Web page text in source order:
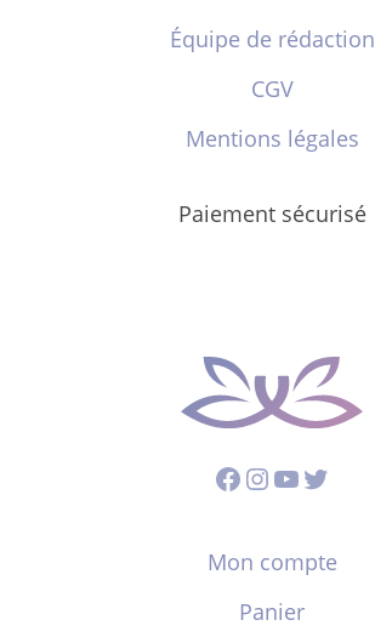
Équipe de rédaction
CGV
Mentions légales
Paiement sécurisé
Facebook
Instagram
YouTube
Twitter
Mon compte
Panier